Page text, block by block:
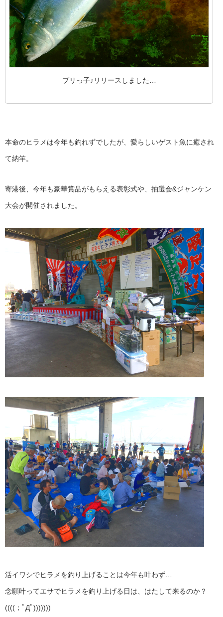
ブリっ子♪リリースしました…
本命のヒラメは今年も釣れずでしたが、愛らしいゲスト魚に癒され
て納竿。
寄港後、今年も豪華賞品がもらえる表彰式や、抽選会&ジャンケン
大会が開催されました。
活イワシでヒラメを釣り上げることは今年も叶わず…
念願叶ってエサでヒラメを釣り上げる日は、はたして来るのか？
((((；ﾟДﾟ)))))))